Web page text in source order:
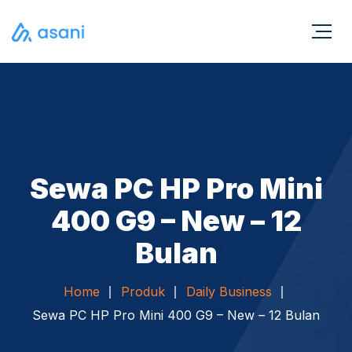
Sewa PC HP Pro Mini
400 G9 – New – 12
Bulan
Home Produk
Daily Business
Sewa PC HP Pro Mini 400 G9 – New – 12 Bulan